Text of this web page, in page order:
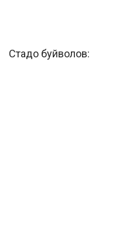
Стадо буйволов: